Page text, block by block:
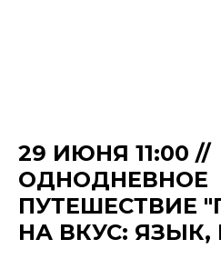
29 ИЮНЯ 11:00 //
ОДНОДНЕВНОЕ
ПУТЕШЕСТВИЕ
НА ВКУС: